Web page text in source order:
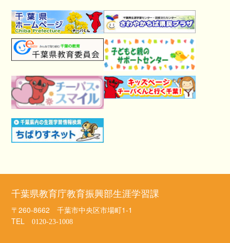
千葉県教育庁教育振興部生涯学習課
〒260-8662 千葉市中央区市場町1-1
TEL0120-23-1008